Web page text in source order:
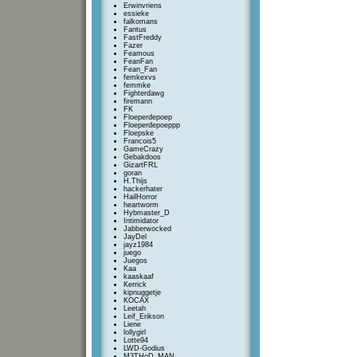
Erwinvriens
essieke
falkomans
Fantus
FastFreddy
Fazer
Feamous
FeanFan
Fean_Fan
femkexvs
femmke
Fighterdawg
firemann
FK
Floeperdepoep
Floeperdepoeppp
Floepske
Francois5
GameCrazy
Gebakdoos
GizartFRL
goran
H.Thijs
hackerhater
HailHorror
heartworm
Hybmaster_D
Intimidator
Jabberwocked
JayDel
jayz1984
juego
Juegos
Kaa
kaaskaaf
Kerrick
kipnuggetje
KOCAX
Leetah
Leif_Erikson
Liene
lollygirl
Lotte94
LWD-Godius